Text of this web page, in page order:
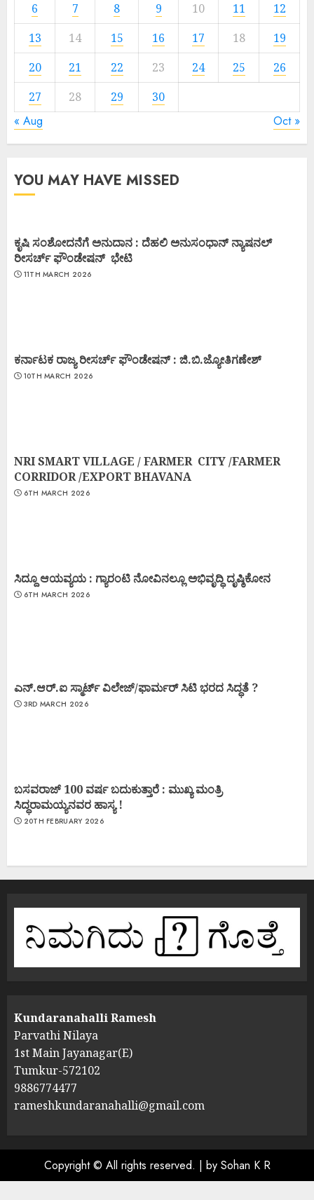
6
7 8 9 10 11
12
13
14 15 16 17 18
19
20
21 22 23 24 25
26
27
28 29 30
« Aug Oct »
YOU MAY HAVE MISSED
ಕೃಷಿ ಸಂಶೋದನೆಗೆ ಅನುದಾನ : ದೆಹಲಿ ಅನುಸಂಧಾನ್ ನ್ಯಾಷನಲ್
ರೀಸರ್ಚ್ ಫೌಂಡೇಷನ್ ಭೇಟಿ
11TH MARCH 2026
ಕರ್ನಾಟಕ ರಾಜ್ಯ ರೀಸರ್ಚ್ ಫೌಂಡೇಷನ್ : ಜಿ.ಬಿ.ಜ್ಯೋತಿಗಣೇಶ್
10TH MARCH 2026
NRI SMART VILLAGE / FARMER CITY /FARMER
CORRIDOR /EXPORT BHAVANA
6TH MARCH 2026
ಸಿದ್ದೂ ಆಯವ್ಯಯ : ಗ್ಯಾರಂಟಿ ನೋವಿನಲ್ಲೂ ಅಭಿವೃದ್ಧಿ ದೃಷ್ಠಿಕೋನ
6TH MARCH 2026
ಎನ್.ಆರ್.ಐ ಸ್ಮಾರ್ಟ್ ವಿಲೇಜ್/ಫಾರ್ಮರ್ ಸಿಟಿ ಭರದ ಸಿದ್ಧತೆ ?
3RD MARCH 2026
ಬಸವರಾಜ್ 100 ವರ್ಷ ಬದುಕುತ್ತಾರೆ : ಮುಖ್ಯ ಮಂತ್ರಿ
ಸಿದ್ಧರಾಮಯ್ಯನವರ ಹಾಸ್ಯ !
20TH FEBRUARY 2026
Kundaranahalli Ramesh
Parvathi Nilaya
1st Main Jayanagar(E)
Tumkur-572102
9886774477
rameshkundaranahalli@gmail.com
Copyright © All rights reserved. | by Sohan K R